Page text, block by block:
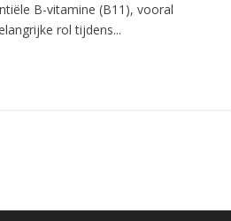
B-vitamine (B11), vooral
rol tijdens...